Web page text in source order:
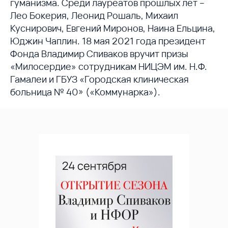
гуманизма. Среди лауреатов прошлых лет –
Лео Бокерия, Леонид Рошаль, Михаил
Куснирович, Евгений Миронов, Наина Ельцина,
Юджин Чаплин. 18 мая 2021 года президент
Фонда Владимир Спиваков вручит призы
«Милосердие» сотрудникам НИЦЭМ им. Н.Ф.
Гамалеи и ГБУЗ «Городская клиническая
больница № 40» («Коммунарка»).